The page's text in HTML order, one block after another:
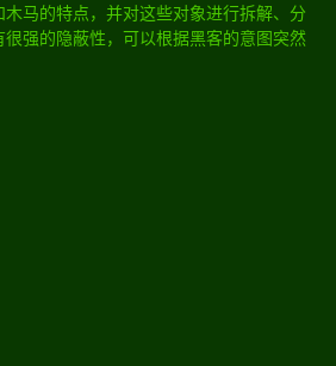
马的特点，并对这些对象进行拆解、分
强的隐蔽性，可以根据黑客的意图突然